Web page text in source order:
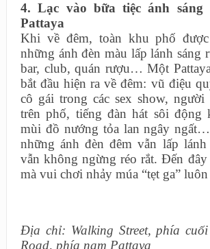
4. Lạc vào bữa tiệc ánh
Pattaya
Khi về đêm, toàn khu phố
những ánh đèn màu lấp lánh sáng
bar, club, quán rượu… Một
bắt đầu hiện ra về đêm: vũ điệu
cô gái trong các sex show, người
trên phố, tiếng đàn hát sôi động
mùi đồ nướng tỏa lan ngây
những ánh đèn đêm vẫn lấp
vẫn không ngừng réo rắt. Đến
mà vui chơi nhảy múa “tẹt ga”
Địa chỉ: Walking Street, phía
Road, phía nam Pattaya